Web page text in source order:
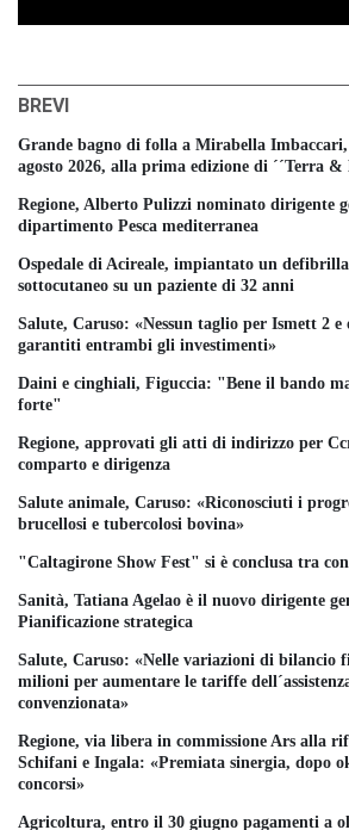
BREVI
Grande bagno di folla a Mirabella Imbaccari,
agosto 2026, alla prima edizione di ´´Terra &
Regione, Alberto Pulizzi nominato dirigente
dipartimento Pesca mediterranea
Ospedale di Acireale, impiantato un
sottocutaneo su un paziente di 32 anni
Salute, Caruso: «Nessun taglio per Ismett 2 e
garantiti entrambi gli investimenti»
Daini e cinghiali, Figuccia: "Bene il bando
forte"
Regione, approvati gli atti di indirizzo per
comparto e dirigenza
Salute animale, Caruso: «Riconosciuti i
brucellosi e tubercolosi bovina»
"Caltagirone Show Fest" si è conclusa tra
Sanità, Tatiana Agelao è il nuovo dirigente
Pianificazione strategica
Salute, Caruso: «Nelle variazioni di bilancio
milioni per aumentare le tariffe
convenzionata»
Regione, via libera in commissione Ars alla
Schifani e Ingala: «Premiata sinergia, dopo
concorsi»
Agricoltura, entro il 30 giugno pagamenti a